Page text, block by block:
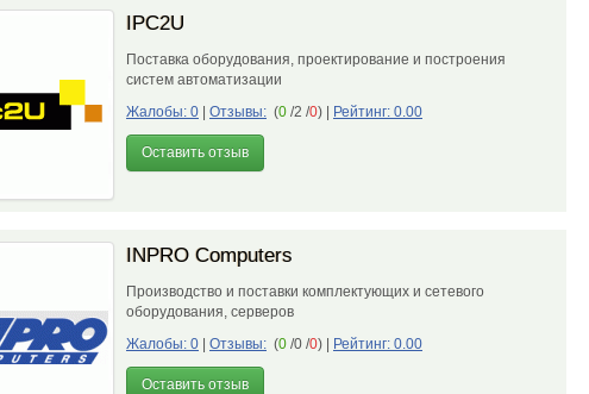
IPC2U
Поставка оборудования, проектирование и построения
систем автоматизации
Жалобы: 0
Отзывы: (0 /2 /0) Рейтинг: 0.00
Оставить отзыв
INPRO Computers
Производство и поставки комплектующих и сетевого
оборудования, серверов
Жалобы: 0
Отзывы: (0 /0 /0) Рейтинг: 0.00
Оставить отзыв